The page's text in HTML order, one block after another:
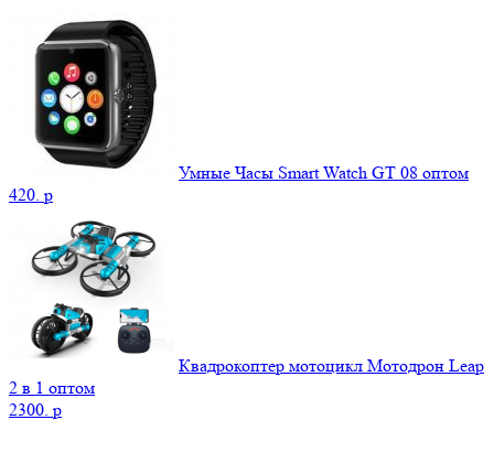
Умные Часы Smart Watch GT 08 оптом
420. p
Квадрокоптер мотоцикл Мотодрон Leap
2 в 1 оптом
2300. p